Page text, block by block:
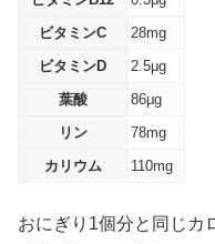
ビタミンC
28mg
ビタミンD
2.5μg
葉酸
86μg
リン
78mg
カリウム
110mg
おにぎり1個分と同じカ